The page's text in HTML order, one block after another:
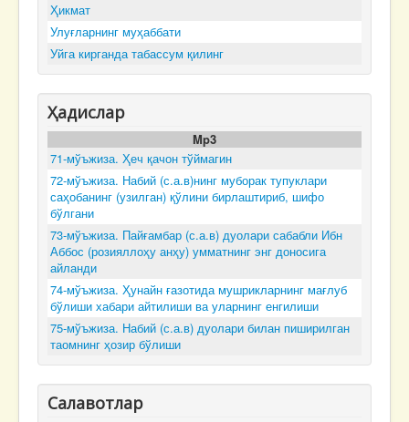
Ҳикмат
Улуғларнинг муҳаббати
Уйга кирганда табассум қилинг
Ҳадислар
Mp3
71-мўъжиза. Ҳеч қачон тўймагин
72-мўъжиза. Набий (с.а.в)нинг муборак тупуклари
саҳобанинг (узилган) қўлини бирлаштириб, шифо
бўлгани
73-мўъжиза. Пайғамбар (с.а.в) дуолари сабабли Ибн
Аббос (розияллоҳу анҳу) умматнинг энг доносига
айланди
74-мўъжиза. Ҳунайн ғазотида мушрикларнинг мағлуб
бўлиши хабари айтилиши ва уларнинг енгилиши
75-мўъжиза. Набий (с.а.в) дуолари билан пиширилган
таомнинг ҳозир бўлиши
Салавотлар